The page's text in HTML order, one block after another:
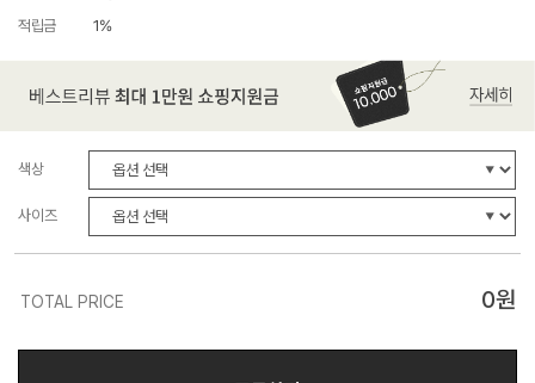
적립금 1%
색상
사이즈
TOTAL PRICE 0원